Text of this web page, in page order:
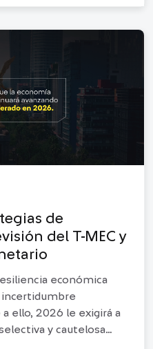
de
del T-MEC y
económica
ello, 2026 le exigirá a
y cautelosa